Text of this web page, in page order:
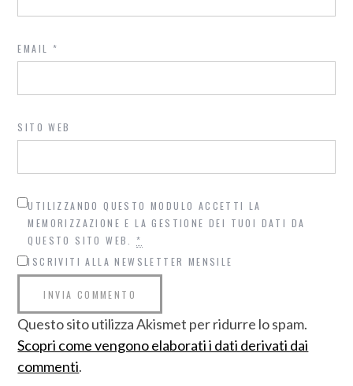
EMAIL *
SITO WEB
UTILIZZANDO QUESTO MODULO ACCETTI LA
MEMORIZZAZIONE E LA GESTIONE DEI TUOI DATI DA
QUESTO SITO WEB.*
ISCRIVITI ALLA NEWSLETTER MENSILE
Questo sito utilizza Akismet per ridurre lo spam.
Scopri come vengono elaborati i dati derivati dai
commenti.